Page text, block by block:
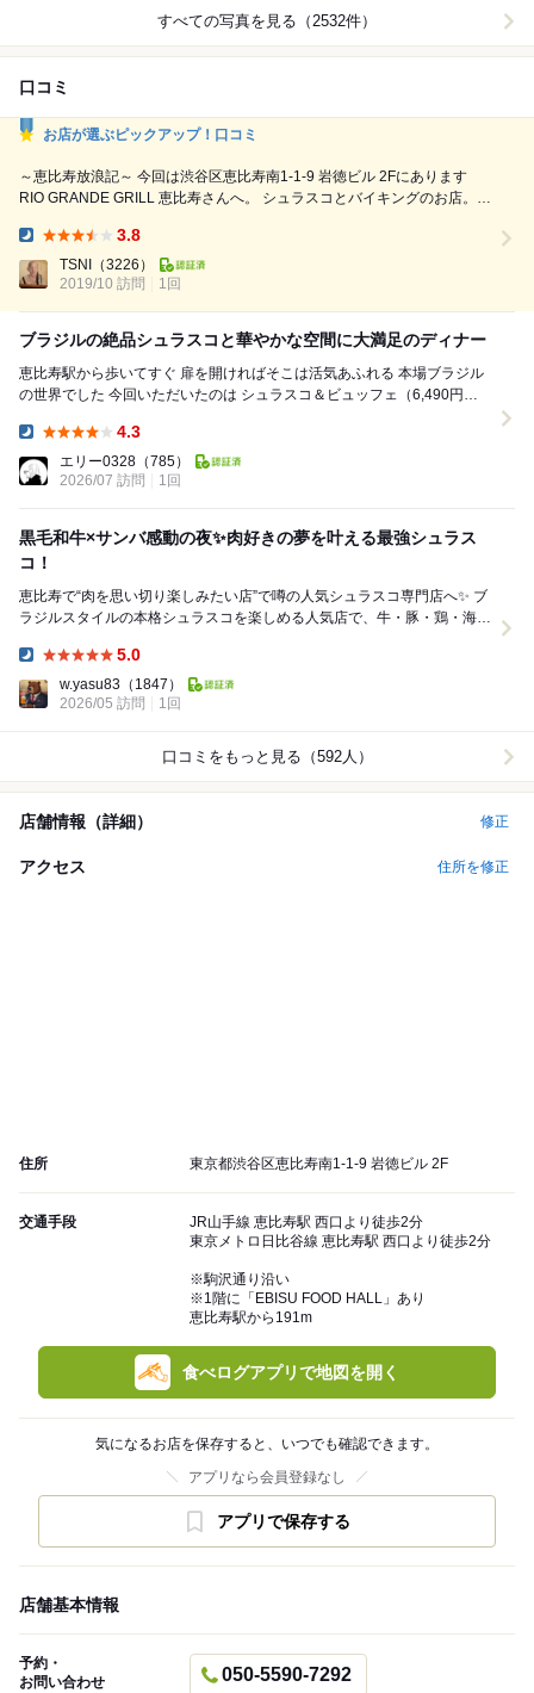
すべての写真を見る（2532件）
口コミ
お店が選ぶピックアップ！口コミ
～恵比寿放浪記～ 今回は渋谷区恵比寿南1-1-9 岩徳ビル 2Fにあります
RIO GRANDE GRILL 恵比寿さんへ。 シュラスコとバイキングのお店。
も印象的。 ブラジルのサンバをイメージした特色でしょうね。 サラダバ
ーやデザートも豊富。 テーブルを廻ってくれる肉類は黒毛和牛や、海
老、豚肉、鶏肉、パイナップル⇒...
3.8
TSNI
（3226）
2019/10 訪問
1回
ブラジルの絶品シュラスコと華やかな空間に大満足のディナー
恵比寿駅から歩いてすぐ 扉を開ければそこは活気あふれる 本場ブラジル
の世界でした 今回いただいたのは シュラスコ＆ビュッフェ（6,490円）
4.3
エリー0328 （785）
2026/07 訪問
1回
黒毛和牛×サンバ感動の夜✨肉好きの夢を叶える最強シュラス
コ！
恵比寿で“肉を思い切り楽しみたい店”で噂の人気シュラスコ専門店へ✨ ブ
ラジルスタイルの本格シュラスコを楽しめる人気店で、牛・豚・鶏・海鮮
5.0
w.yasu83 （1847）
2026/05 訪問
1回
口コミをもっと見る（592人）
店舗情報（詳細） 修正
アクセス 住所を修正
住所 東京都渋谷区恵比寿南1-1-9 岩徳ビル 2F
交通手段
JR山手線 恵比寿駅 西口より徒歩2分
東京メトロ日比谷線 恵比寿駅 西口より徒歩2分
※駒沢通り沿い
※1階に「EBISU FOOD HALL」あり
恵比寿駅から191m
食べログアプリで地図を開く
気になるお店を保存すると、いつでも確認できます。
アプリなら会員登録なし
アプリで保存する
店舗基本情報
予約・
お問い合わせ
050-5590-7292